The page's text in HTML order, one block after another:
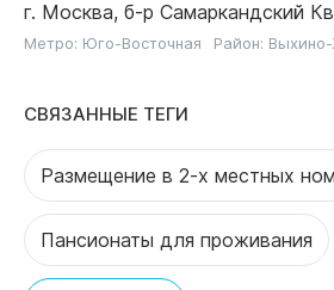
г. Москва, б-р Самаркандский
Метро: Юго-Восточная Район:
СВЯЗАННЫЕ ТЕГИ
Размещение в 2-х местных
Пансионаты для проживания